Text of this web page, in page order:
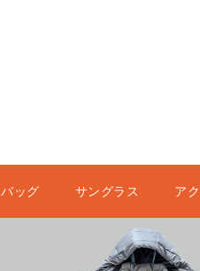
バッグ サングラス ア